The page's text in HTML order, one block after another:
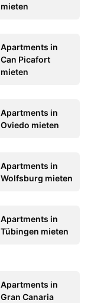
mieten
Apartments in
Can Picafort
mieten
Apartments in
Oviedo mieten
Apartments in
Wolfsburg mieten
Apartments in
Tübingen mieten
Apartments in
Gran Canaria